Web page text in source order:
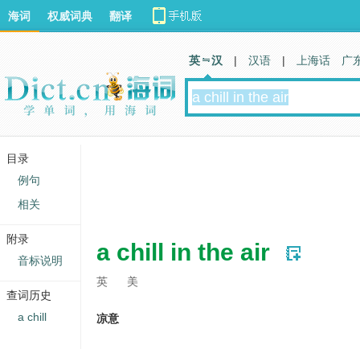
a chill in the air
英 美
凉意
海词 权威词典 翻译
英 汉 | 汉语 | 上海话 广
目录
例句
相关
附录
音标说明
查词历史
a chill